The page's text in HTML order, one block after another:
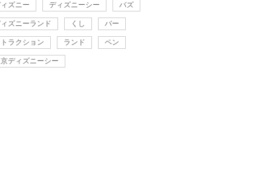
ズニー ディズニーシー バズ
ズニーランド くし バー
ラクション ランド ペン
ディズニーシー